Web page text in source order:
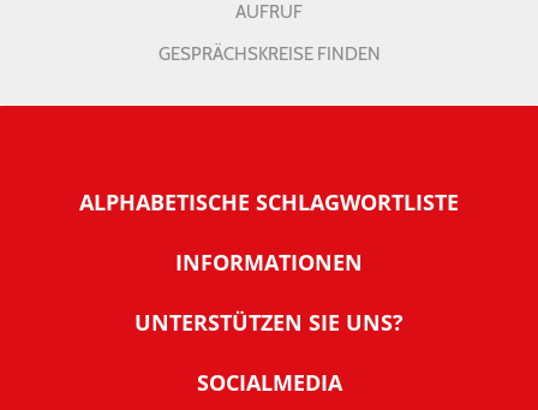
AUFRUF
GESPRÄCHSKREISE FINDEN
ALPHABETISCHE SCHLAGWORTLISTE
INFORMATIONEN
Warum NachDenkSeiten
Tipps zur Nutzung der NachDenkSeiten
UNTERSTÜTZEN SIE UNS?
SOCIALMEDIA